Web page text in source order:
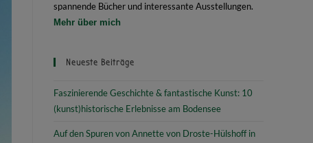
spannende Bücher und interessante Ausstellungen.
Mehr über mich
Neueste Beiträge
Faszinierende Geschichte & fantastische Kunst: 10
(kunst)historische Erlebnisse am Bodensee
Auf den Spuren von Annette von Droste-Hülshoff in